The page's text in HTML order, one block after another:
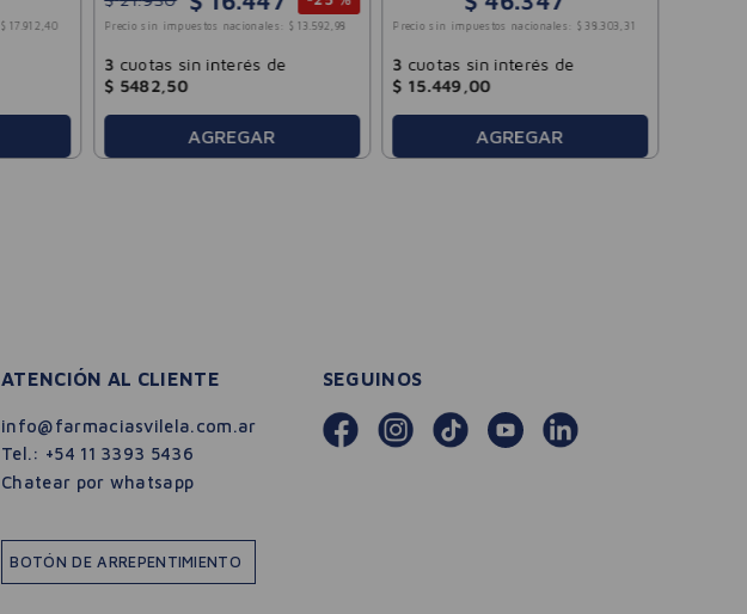
$ 17 .912 ,40 Precio sin impuestos nacionales: $ 13 .592 , 98
3 cuotas sin interés de
$ 5482 50
AGREGAR
Precio sin impuestos nacionales: $ 38 303 31
3 cuotas sin interés de
$ 15.449 ,00
AGREGAR
ATENCIÓN AL CLIENTE
info@farmaciasvilela.com.ar
Tel.: +54 11 3393 5436
Chatear por whatsapp
BOTÓN DE ARREPENTIMIENTO
SEGUINOS